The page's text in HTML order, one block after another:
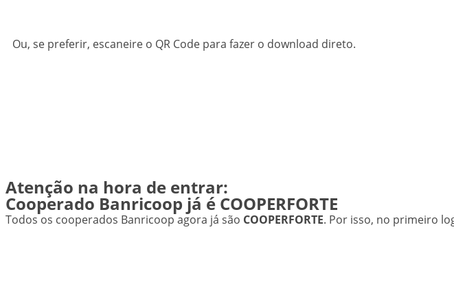
Ou, se preferir, escaneire o QR Code para fazer o download direto.
Atenção na hora de entrar:
Cooperado Banricoop já é COOPERFORTE
Todos os cooperados Banricoop agora já são COOPERFORTE. Por isso, no primeiro